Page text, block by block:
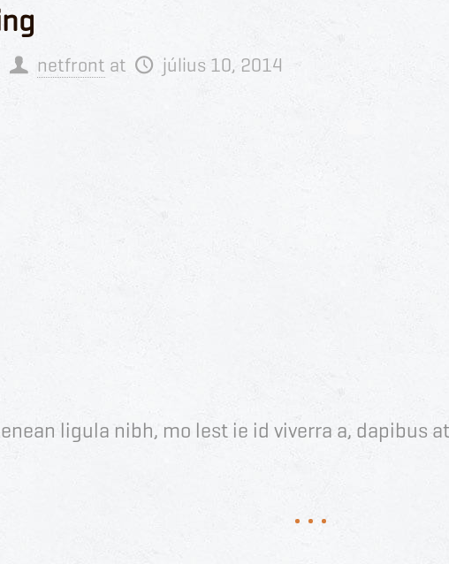
netfront at július 10, 2014
ligula nibh, mo lest ie id viverra a, dapibus